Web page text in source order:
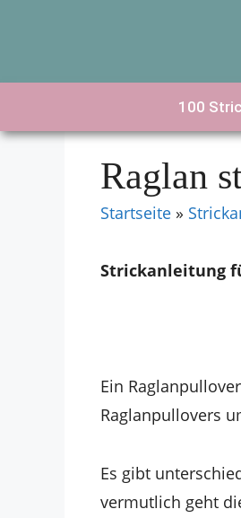
100
Raglan
Startseite »
Strickanleitung
Ein
Raglanpullovers
Es gibt
vermutlich geht